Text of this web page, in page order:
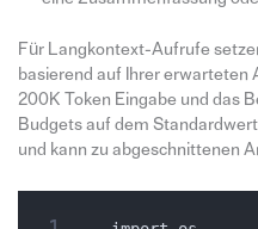
Für Langkontext-Aufrufe
basierend auf Ihrer erwarteten
200K Token Eingabe und das
Budgets auf dem
und kann zu abgeschnittenen